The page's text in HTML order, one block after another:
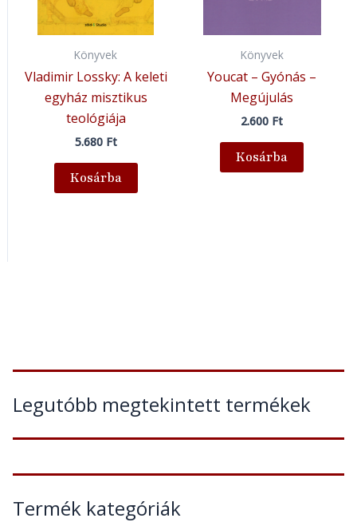
Legutóbb megtekintett termékek
Termék kategóriák
Könyvek
Vladimir Lossky: A keleti
egyház misztikus
teológiája
5.680 Ft
Kosárba
Könyvek
Youcat – Gyónás –
Megújulás
2.600 Ft
Kosárba